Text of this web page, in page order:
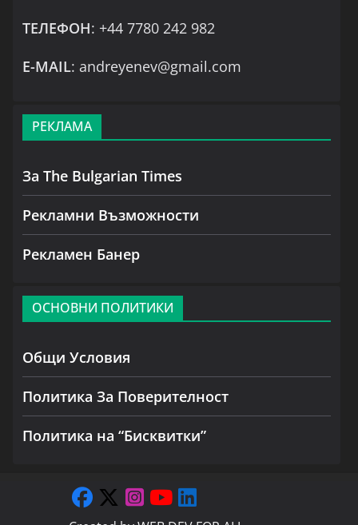
ТЕЛЕФОН: +44 7780 242 982
Е-MAIL: andreyenev@gmail.com
РЕКЛАМА
За The Bulgarian Times
Рекламни Възможности
Рекламен Банер
ОСНОВНИ ПОЛИТИКИ
Общи Условия
Политика За Поверителност
Политика на “Бисквитки”